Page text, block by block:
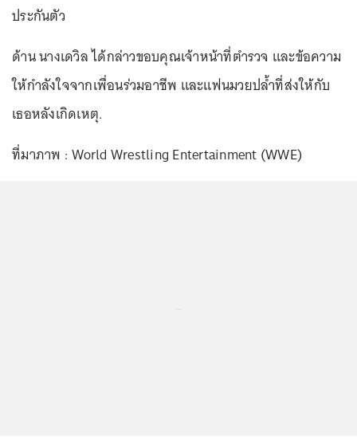
ประกันตัว
ด้าน นางเดวิล ได้กล่าวขอบคุณเจ้าหน้าที่ตำรวจ และข้อความ
ให้กำลังใจจากเพื่อนร่วมอาชีพ และแฟนมวยปล้ำที่ส่งให้กับ
เธอหลังเกิดเหตุ.
ที่มาภาพ : World Wrestling Entertainment (WWE)